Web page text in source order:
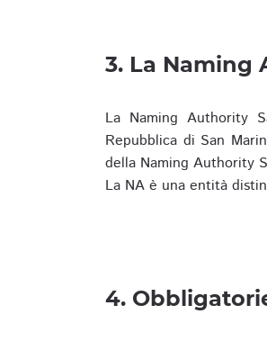
3. La Naming
La Naming Authority
Repubblica di San
della Naming Authority
La NA è una entità
4.